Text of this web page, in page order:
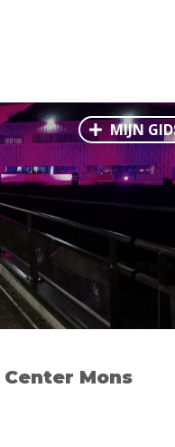
MIJN
Mons